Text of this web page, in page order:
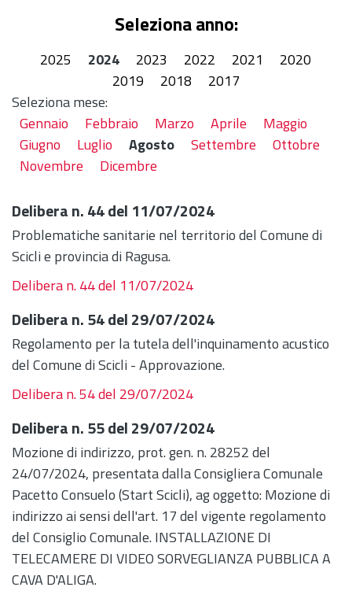
Seleziona anno:
2025 2024 2023 2022 2021
2020
2019
2018
2017
Seleziona mese:
Gennaio
Febbraio Marzo Aprile
Maggio
Giugno
Luglio Agosto Settembre
Ottobre
Novembre
Dicembre
Delibera n. 44 del 11/07/2024
Problematiche sanitarie nel territorio del Comune di
Scicli e provincia di Ragusa.
Delibera n. 44 del 11/07/2024
Delibera n. 54 del 29/07/2024
Regolamento per la tutela dell'inquinamento acustico
del Comune di Scicli - Approvazione.
Delibera n. 54 del 29/07/2024
Delibera n. 55 del 29/07/2024
Mozione di indirizzo, prot. gen. n. 28252 del
24/07/2024, presentata dalla Consigliera Comunale
Pacetto Consuelo (Start Scicli), ag oggetto: Mozione di
indirizzo ai sensi dell'art. 17 del vigente regolamento
del Consiglio Comunale. INSTALLAZIONE DI
TELECAMERE DI VIDEO SORVEGLIANZA PUBBLICA A
CAVA D'ALIGA.